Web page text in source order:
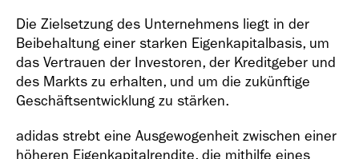
Die Zielsetzung des Unternehmens liegt in der
Beibehaltung einer starken Eigenkapitalbasis, um
das Vertrauen der Investoren, der Kreditgeber und
des Markts zu erhalten, und um die zukünftige
Geschäftsentwicklung zu stärken.
adidas strebt eine Ausgewogenheit zwischen einer
höheren Eigenkapitalrendite, die mithilfe eines